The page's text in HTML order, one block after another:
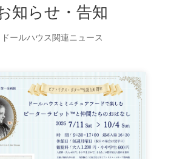
知らせ・告知
ドールハウス関連ニュース